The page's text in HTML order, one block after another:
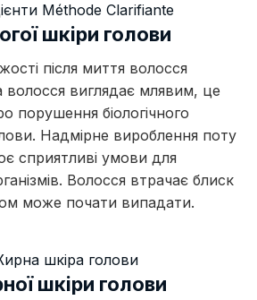
шкіри голови
після миття волосся
виглядає млявим, це
порушення біологічного
Надмірне вироблення поту
сприятливі умови для
Волосся втрачає блиск
може почати випадати.
шкіри голови